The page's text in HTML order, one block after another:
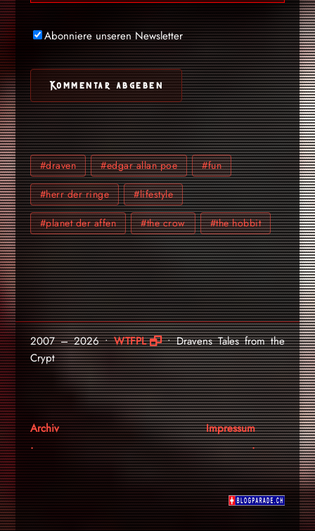
Abonniere unseren Newsletter
#draven #edgar allan poe #fun
#herr der ringe #lifestyle
#planet der affen #the crow #the hobbit
2007 – 2026 •WTFPL
• Dravens Tales from the
Crypt
Archiv
Impressum
.
.